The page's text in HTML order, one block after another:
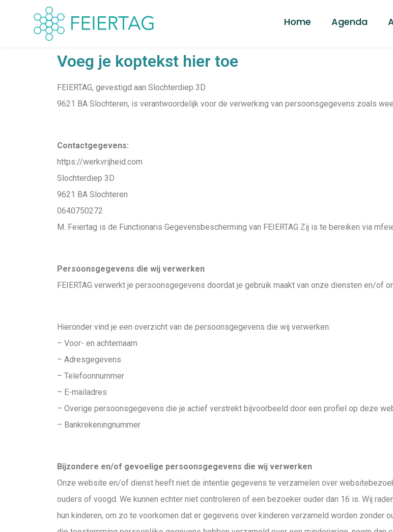
Home Agenda
Voeg je koptekst hier toe
FEIERTAG, gevestigd aan Slochterdiep 3D
9621 BA Slochteren, is verantwoordelijk voor de verwerking van persoonsgegevens zoals
Contactgegevens:
https://werkvrijheid.com
Slochterdiep 3D
9621 BA Slochteren
0640750272
M. Feiertag is de Functionaris Gegevensbescherming van FEIERTAG Zij is te bereiken via
Persoonsgegevens die wij verwerken
FEIERTAG verwerkt je persoonsgegevens doordat je gebruik maakt van onze diensten en/of
Hieronder vind je een overzicht van de persoonsgegevens die wij verwerken:
– Voor- en achternaam
– Adresgegevens
– Telefoonnummer
– E-mailadres
– Overige persoonsgegevens die je actief verstrekt bijvoorbeeld door een profiel op deze
– Bankrekeningnummer
Bijzondere en/of gevoelige persoonsgegevens die wij verwerken
Onze website en/of dienst heeft niet de intentie gegevens te verzamelen over
ouders of voogd. We kunnen echter niet controleren of een bezoeker ouder dan 16 is. Wij
hun kinderen, om zo te voorkomen dat er gegevens over kinderen verzameld worden zonder